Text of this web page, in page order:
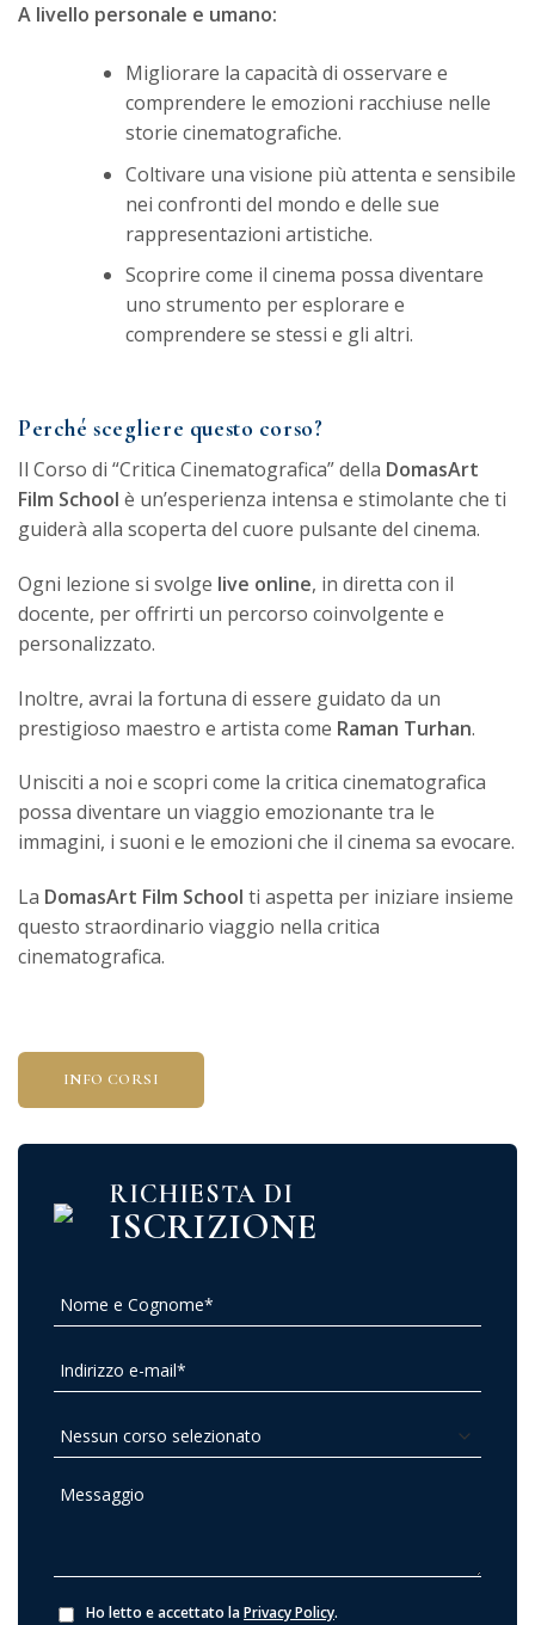
A livello personale e umano:
Migliorare la capacità di osservare e
comprendere le emozioni racchiuse nelle
storie cinematografiche.
Coltivare una visione più attenta e sensibile
nei confronti del mondo e delle sue
rappresentazioni artistiche.
Scoprire come il cinema possa diventare
uno strumento per esplorare e
comprendere se stessi e gli altri.
Perché scegliere questo corso?
Il Corso di “Critica Cinematografica” della DomasArt
Film School è un’esperienza intensa e stimolante che ti
guiderà alla scoperta del cuore pulsante del cinema.
Ogni lezione si svolge live online, in diretta con il
docente, per offrirti un percorso coinvolgente e
personalizzato.
Inoltre, avrai la fortuna di essere guidato da un
prestigioso maestro e artista come Raman Turhan.
Unisciti a noi e scopri come la critica cinematografica
possa diventare un viaggio emozionante tra le
immagini, i suoni e le emozioni che il cinema sa evocare.
La DomasArt Film School ti aspetta per iniziare insieme
questo straordinario viaggio nella critica
cinematografica.
INFO CORSI
RICHIESTA DI
ISCRIZIONE
Ho letto e accettato laPrivacy Policy.